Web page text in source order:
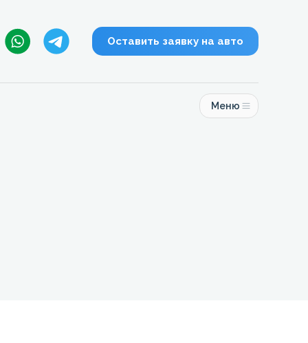
Оставить заявку на авто
Меню